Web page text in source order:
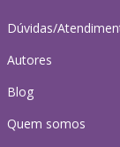
Dúvidas/
Autores
Blog
Quem somos